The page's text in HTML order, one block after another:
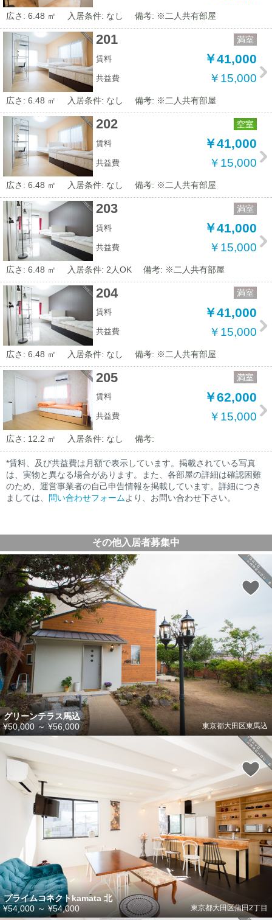
広さ: 6.48 ㎡ 入居条件: なし 備考: ※二人共有部屋
201 満室
賃料 ￥41,000
共益費 ￥15,000
広さ: 6.48 ㎡ 入居条件: なし 備考: ※二人共有部屋
202 空室
賃料 ￥41,000
共益費 ￥15,000
広さ: 6.48 ㎡ 入居条件: なし 備考: ※二人共有部屋
203 満室
賃料 ￥41,000
共益費 ￥15,000
広さ: 6.48 ㎡ 入居条件: 2人OK 備考: ※二人共有部屋
204 満室
賃料 ￥41,000
共益費 ￥15,000
広さ: 6.48 ㎡ 入居条件: なし 備考: ※二人共有部屋
205 満室
賃料 ￥62,000
共益費 ￥15,000
広さ: 12.2 ㎡ 入居条件: なし 備考:
*賃料、及び共益費は月額で表示しています。掲載されている写真
は、実物と異なる場合があります。また、各部屋の詳細は確認困難
のため、運営事業者の自己申告情報を掲載しています。詳細につき
ましては、 問い合わせフォームより、お問い合わせ下さい。
その他入居者募集中
グリーンテラス馬込
東京都大田区東馬込
¥50,000～¥56,000
プライムコネクトkamata 北
東京都大田区蒲田2丁目
¥54,000 ～ ¥54,000